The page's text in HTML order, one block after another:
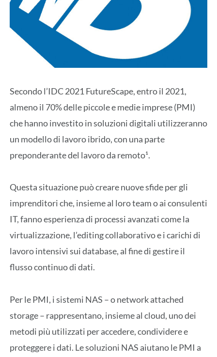
Secondo l’IDC 2021 FutureScape, entro il 2021,
almeno il 70% delle piccole e medie imprese (PMI)
che hanno investito in soluzioni digitali utilizzeranno
un modello di lavoro ibrido, con una parte
preponderante del lavoro da remoto¹.
Questa situazione può creare nuove sfide per gli
imprenditori che, insieme al loro team o ai consulenti
IT, fanno esperienza di processi avanzati come la
virtualizzazione, l’editing collaborativo e i carichi di
lavoro intensivi sui database, al fine di gestire il
flusso continuo di dati.
Per le PMI, i sistemi NAS – o network attached
storage – rappresentano, insieme al cloud, uno dei
metodi più utilizzati per accedere, condividere e
proteggere i dati. Le soluzioni NAS aiutano le PMI a